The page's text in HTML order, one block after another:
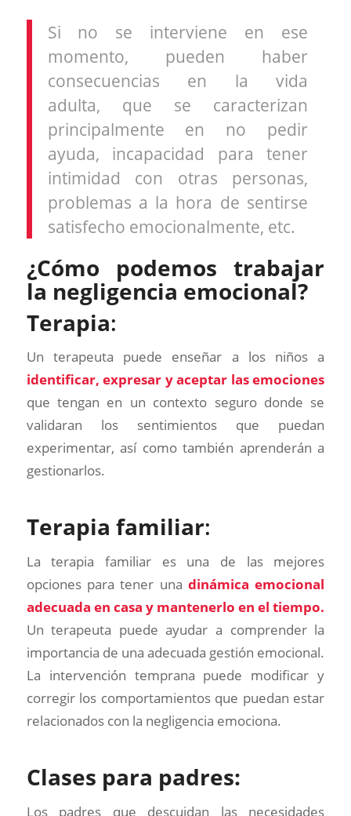
Si no se interviene en ese
momento, pueden haber
consecuencias en la vida
adulta, que se caracterizan
principalmente en no pedir
ayuda, incapacidad para tener
intimidad con otras personas,
problemas a la hora de sentirse
satisfecho emocionalmente, etc.
¿Cómo podemos trabajar
la negligencia emocional?
Terapia:
Un terapeuta puede enseñar a los niños a
identificar, expresar y aceptar las emociones
que tengan en un contexto seguro donde se
validaran los sentimientos que puedan
experimentar, así como también aprenderán a
gestionarlos.
Terapia familiar:
La terapia familiar es una de las mejores
opciones para tener unadinámica emocional
adecuada en casa y mantenerlo en el tiempo.
Un terapeuta puede ayudar a comprender la
importancia de una adecuada gestión emocional.
La intervención temprana puede modificar y
corregir los comportamientos que puedan estar
relacionados con la negligencia emociona.
Clases para padres:
Los padres que descuidan las necesidades